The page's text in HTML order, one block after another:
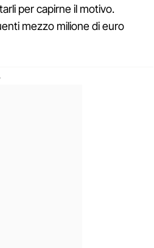
per capirne il motivo.
mezzo milione di euro